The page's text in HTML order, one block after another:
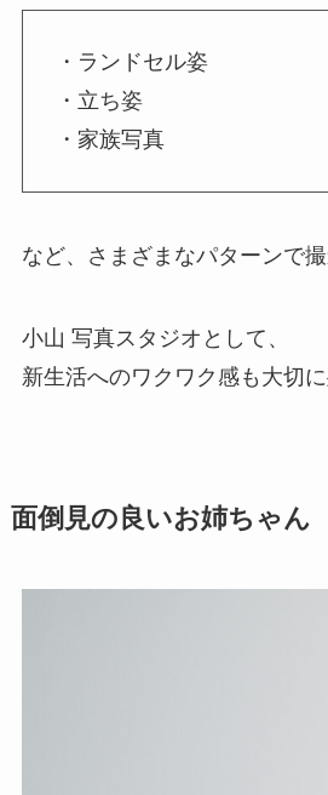
・ランドセル姿
・立ち姿
・家族写真
など、さまざまなパターンで撮
小山 写真スタジオとして、
新生活へのワクワク感も大切に
面倒見の良いお姉ちゃん